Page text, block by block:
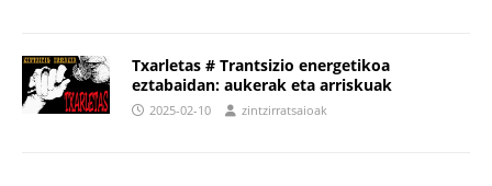
Txarletas # Trantsizio energetikoa
eztabaidan: aukerak eta arriskuak
2025-02-10 zintzirratsaioak